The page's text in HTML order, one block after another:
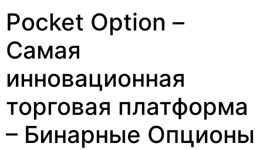
Pocket Option –
Самая
инновационная
торговая платформа
– Бинарные Опционы